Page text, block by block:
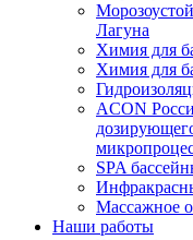
Лагуна
Химия для
Химия для
ACON
SPA
Массажное
Наши работы